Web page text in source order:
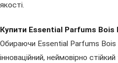
якості.
Купити Essential Parfums Bois
Обираючи Essential Parfums Bois
інноваційний, неймовірно